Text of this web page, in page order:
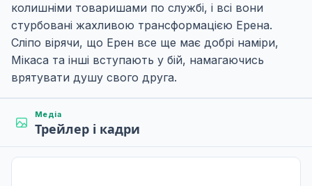
колишніми товаришами по службі, і всі вони
стурбовані жахливою трансформацією Ерена.
Сліпо вірячи, що Ерен все ще має добрі наміри,
Мікаса та інші вступають у бій, намагаючись
врятувати душу свого друга.
Медіа
Трейлер і кадри